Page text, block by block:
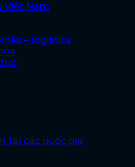
Việt Nam
– logistics
tục
tại các quốc gia